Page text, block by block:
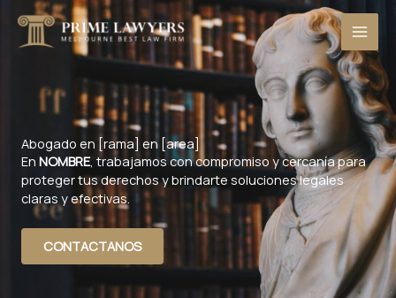
content
Abogado en [rama] en [area]
En NOMBRE, trabajamos con compromiso y cercanía para
proteger tus derechos y brindarte soluciones legales
claras y efectivas.
CONTACTANOS